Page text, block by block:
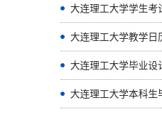
大连理工大学学生考
大连理工大学教学日
大连理工大学毕业设
大连理工大学本科生